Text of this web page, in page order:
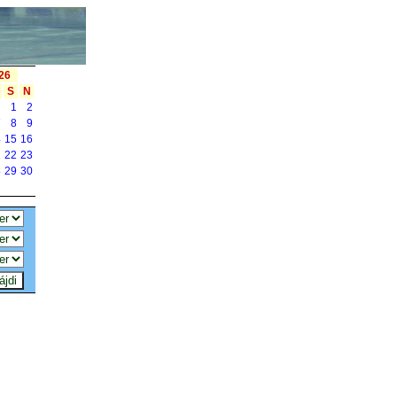
S
N
1
2
8
9
15 16
22 23
29 30